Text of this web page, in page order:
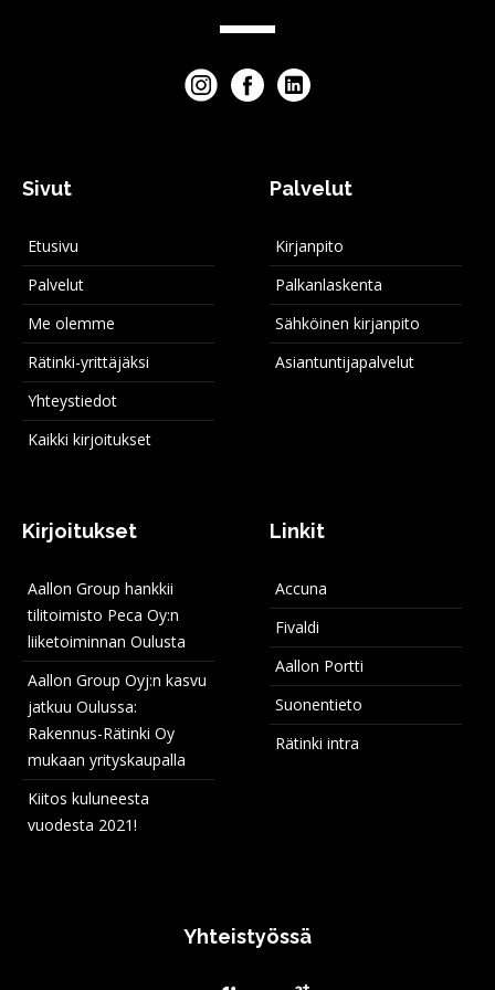
Sivut
Etusivu
Palvelut
Me olemme
Rätinki-yrittäjäksi
Yhteystiedot
Kaikki kirjoitukset
Palvelut
Kirjanpito
Palkanlaskenta
Sähköinen kirjanpito
Asiantuntijapalvelut
Kirjoitukset
Aallon Group hankkii
tilitoimisto Peca Oy:n
liiketoiminnan Oulusta
Aallon Group Oyj:n kasvu
jatkuu Oulussa:
Rakennus-Rätinki Oy
mukaan yrityskaupalla
Kiitos kuluneesta
vuodesta 2021!
Linkit
Accuna
Fivaldi
Aallon Portti
Suonentieto
Rätinki intra
Yhteistyössä